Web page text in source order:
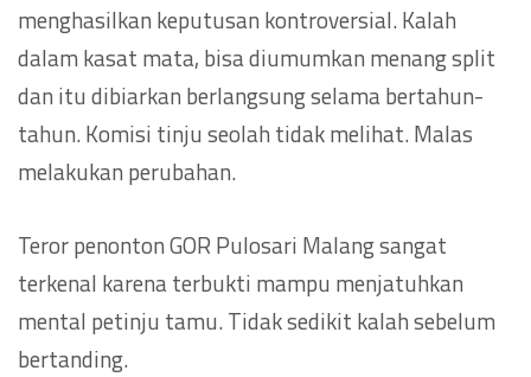
menghasilkan keputusan kontroversial. Kalah
dalam kasat mata, bisa diumumkan menang split
dan itu dibiarkan berlangsung selama bertahun-
tahun. Komisi tinju seolah tidak melihat. Malas
melakukan perubahan.
Teror penonton GOR Pulosari Malang sangat
terkenal karena terbukti mampu menjatuhkan
mental petinju tamu. Tidak sedikit kalah sebelum
bertanding.